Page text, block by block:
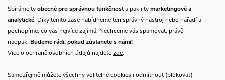
Sbíráme tyobecné pro správnou funkčnosta pak i tymarketingové a
analytické. Díky těmto zase nabídneme ten správný nástroj nebo nářadí a
pochopíme, co vás nejvíce zajímá. Nechceme vás spamovat, právě
naopak. Budeme rádi, pokud zůstanete s námi!
Více o ochraně osobních údajů najdetezde.
Samozřejmě můžete všechny volitelné cookies i odmítnout (blokovat)
602 532 489
Sledujte nás na Facebooku
Sledujte náš vlog CHN_CZ